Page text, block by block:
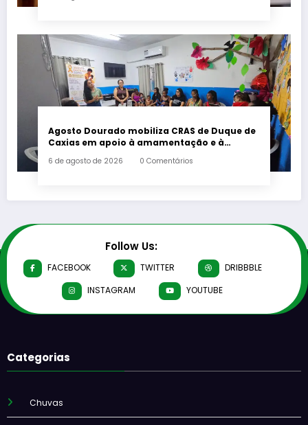
Agosto Dourado mobiliza CRAS de Duque de
Caxias em apoio à amamentação e à
6 de agosto de 2026 0 Comentários
Follow Us:
FACEBOOK TWITTER
DRIBBBLE
INSTAGRAM
YOUTUBE
Categorias
Chuvas